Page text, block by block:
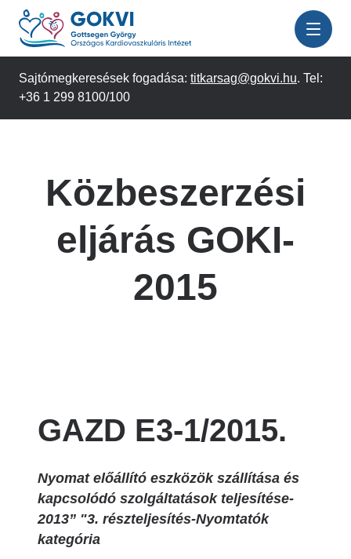
Ugrás
tartalomra
Sajtómegkeresések fogadása: titkarsag@gokvi.hu. Tel:
+36 1 299 8100/100
Közbeszerzési
eljárás GOKI-
2015
GAZD E3-1/2015.
Nyomat előállító eszközök szállítása és
kapcsolódó szolgáltatások teljesítése-
2013” "3. részteljesítés-Nyomtatók
kategória